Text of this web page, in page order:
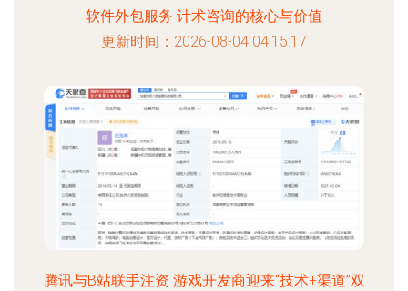
软件外包服务 计术咨询的核心与价值
更新时间：2026-08-04 04:15:17
腾讯与B站联手注资 游戏开发商迎来“技术+渠道”双